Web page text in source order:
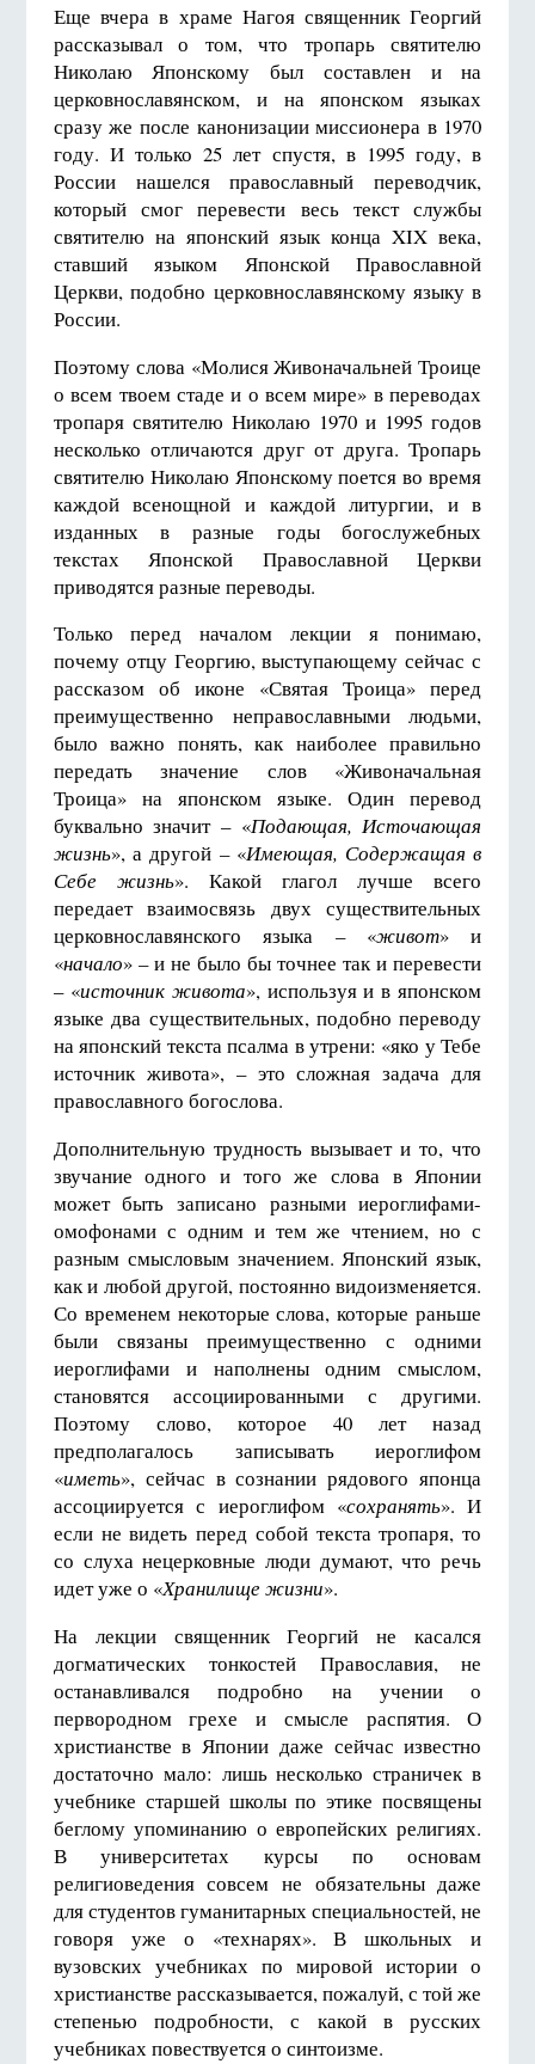
Еще вчера в храме Нагоя священник Георгий
рассказывал о том, что тропарь святителю
Николаю Японскому был составлен и на
церковнославянском, и на японском языках
сразу же после канонизации миссионера в 1970
году. И только 25 лет спустя, в 1995 году, в
России нашелся православный переводчик,
который смог перевести весь текст службы
святителю на японский язык конца XIX века,
ставший языком Японской Православной
Церкви, подобно церковнославянскому языку в
России.
Поэтому слова «Молися Живоначальней Троице
о всем твоем стаде и о всем мире» в переводах
тропаря святителю Николаю 1970 и 1995 годов
несколько отличаются друг от друга. Тропарь
святителю Николаю Японскому поется во время
каждой всенощной и каждой литургии, и в
изданных в разные годы богослужебных
текстах Японской Православной Церкви
приводятся разные переводы.
Только перед началом лекции я понимаю,
почему отцу Георгию, выступающему сейчас с
рассказом об иконе «Святая Троица» перед
преимущественно неправославными людьми,
было важно понять, как наиболее правильно
передать значение слов «Живоначальная
Троица» на японском языке. Один перевод
буквально значит – «Подающая, Источающая
жизнь», а другой – «Имеющая, Содержащая в
Себе жизнь». Какой глагол лучше всего
передает взаимосвязь двух существительных
церковнославянского языка – «живот» и
«начало» – и не было бы точнее так и перевести
– «источник живота», используя и в японском
языке два существительных, подобно переводу
на японский текста псалма в утрени: «яко у Тебе
источник живота», – это сложная задача для
православного богослова.
Дополнительную трудность вызывает и то, что
звучание одного и того же слова в Японии
может быть записано разными иероглифами-
омофонами с одним и тем же чтением, но с
разным смысловым значением. Японский язык,
как и любой другой, постоянно видоизменяется.
Со временем некоторые слова, которые раньше
были связаны преимущественно с одними
иероглифами и наполнены одним смыслом,
становятся ассоциированными с другими.
Поэтому слово, которое 40 лет назад
предполагалось записывать иероглифом
«иметь», сейчас в сознании рядового японца
ассоциируется с иероглифом «сохранять». И
если не видеть перед собой текста тропаря, то
со слуха нецерковные люди думают, что речь
идет уже о «Хранилище жизни».
На лекции священник Георгий не касался
догматических тонкостей Православия, не
останавливался подробно на учении о
первородном грехе и смысле распятия. О
христианстве в Японии даже сейчас известно
достаточно мало: лишь несколько страничек в
учебнике старшей школы по этике посвящены
беглому упоминанию о европейских религиях.
В университетах курсы по основам
религиоведения совсем не обязательны даже
для студентов гуманитарных специальностей, не
говоря уже о «технарях». В школьных и
вузовских учебниках по мировой истории о
христианстве рассказывается, пожалуй, с той же
степенью подробности, с какой в русских
учебниках повествуется о синтоизме.